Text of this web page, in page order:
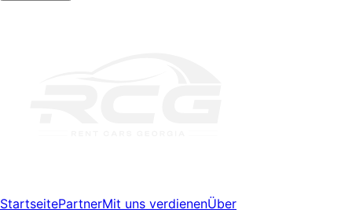
StartseitePartnerMit uns verdienenÜber